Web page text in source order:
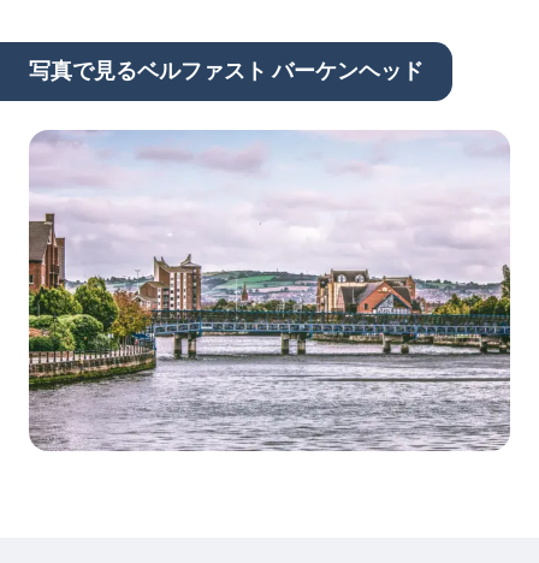
写真で見るベルファスト バーケンヘッド